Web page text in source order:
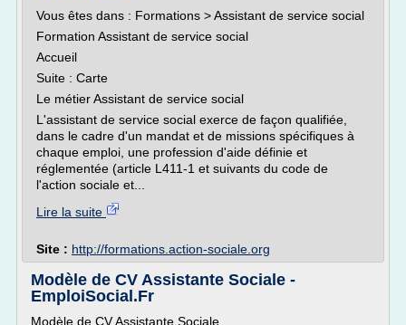
Vous êtes dans : Formations > Assistant de service social
Formation Assistant de service social
Accueil
Suite : Carte
Le métier Assistant de service social
L'assistant de service social exerce de façon qualifiée,
dans le cadre d'un mandat et de missions spécifiques à
chaque emploi, une profession d'aide définie et
réglementée (article L411-1 et suivants du code de
l'action sociale et...
Lire la suite
Site : http://formations.action-sociale.org
Modèle de CV Assistante Sociale -
EmploiSocial.Fr
Modèle de CV Assistante Sociale